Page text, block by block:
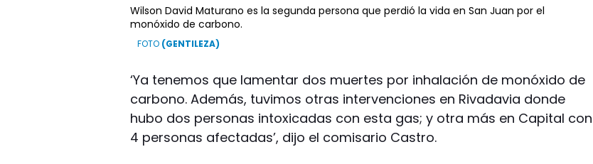
Wilson David Maturano es la segunda persona que perdió la vida en San Juan por el
monóxido de carbono.
(GENTILEZA)
‘Ya tenemos que lamentar dos muertes por inhalación de monóxido de
carbono. Además, tuvimos otras intervenciones en Rivadavia donde
hubo dos personas intoxicadas con esta gas; y otra más en Capital con
4 personas afectadas’, dijo el comisario Castro.